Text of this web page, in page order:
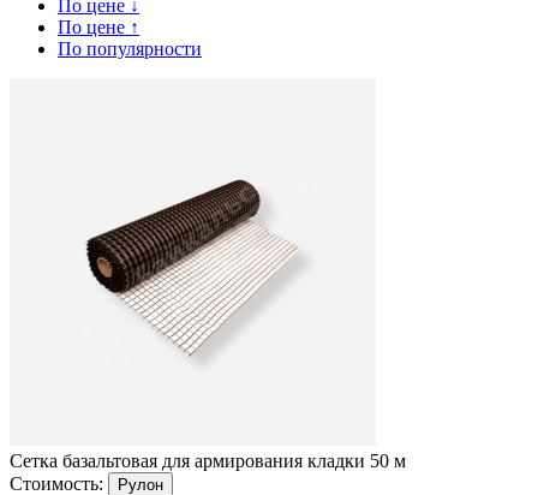
По цене ↓
По цене ↑
По популярности
Cетка базальтовая для армирования кладки 50 м
Стоимость:
Рулон